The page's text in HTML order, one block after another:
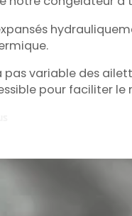
pas variable des
pour faciliter le